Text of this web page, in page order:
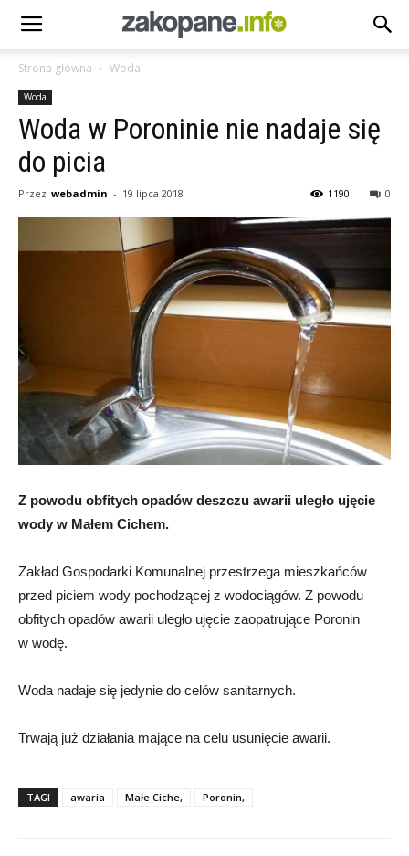
Strona główna Woda
Woda
Woda w Poroninie nie nadaje się
do picia
Przez webadmin - 19 lipca 2018 0
1190
Z powodu obfitych opadów deszczu awarii uległo ujęcie
wody w Małem Cichem.
Zakład Gospodarki Komunalnej przestrzega mieszkańców
przed piciem wody pochodzącej z wodociągów. Z powodu
obfitych opadów awarii uległo ujęcie zaopatrujące Poronin
w wodę.
Woda nadaje się jedynie do celów sanitarnych.
Trwają już działania mające na celu usunięcie awarii.
TAGI awaria Małe Ciche, Poronin,